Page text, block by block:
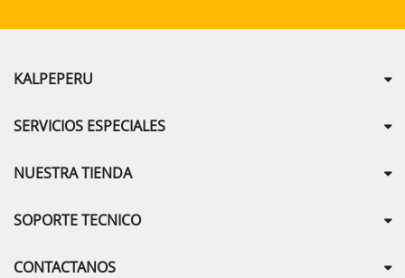
KALPEPERU
SERVICIOS ESPECIALES
NUESTRA TIENDA
SOPORTE TECNICO
CONTACTANOS